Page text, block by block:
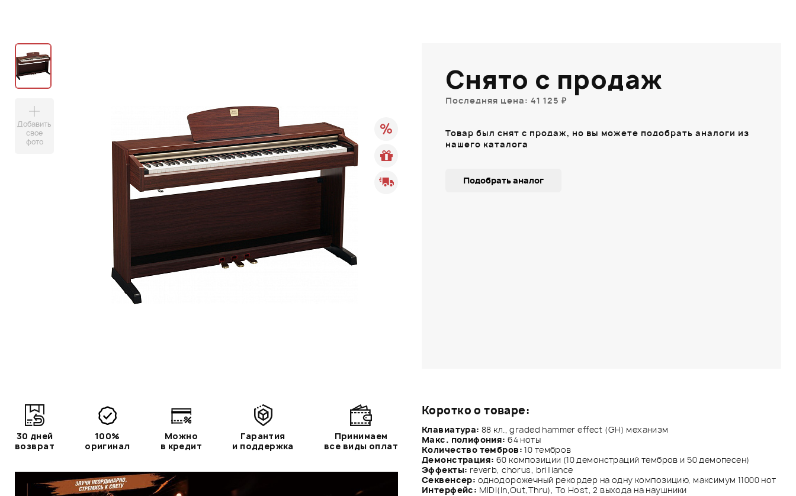
Добавить
свое
фото
Коротко о товаре:
Клавиатура: 88 кл., graded hammer effect (GH) механизм
Макс. полифония: 64 ноты
Количество тембров: 10 тембров
Демонстрация: 60 композиции (10 демонстраций тембров и 50 демопесен)
Эффекты: reverb, chorus, brilliance
Секвенсер: однодорожечный рекордер на одну композицию, максимум 11000 нот
Интерфейс: MIDI(In,Out,Thru), To Host, 2 выхода на наушники
Снято с продаж
Последняя цена: 41 125 ₽
Товар был снят с продаж, но вы можете подобрать аналоги из
нашего каталога
Подобрать аналог
30 дней
возврат
100%
оригинал
Можно
в кредит
Гарантия
и поддержка
Принимаем
все виды оплат